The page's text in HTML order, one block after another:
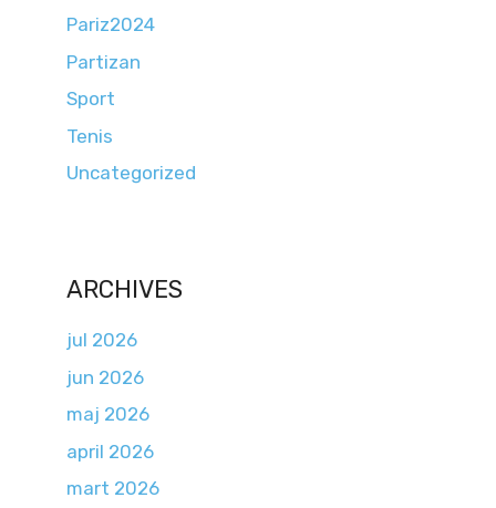
Pariz2024
Partizan
Sport
Tenis
Uncategorized
ARCHIVES
jul 2026
jun 2026
maj 2026
april 2026
mart 2026